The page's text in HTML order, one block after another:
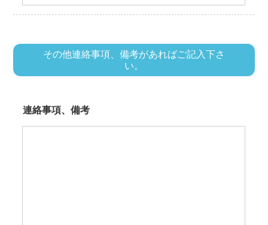
その他連絡事項、備考があればご記入下さ
い。
連絡事項、備考